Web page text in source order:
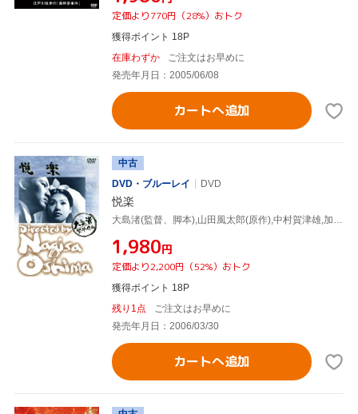
定価より770円（28%）おトク
獲得ポイント 18P
在庫わずか
ご注文はお早めに
発売年月日：2005/06/08
カートへ追加
中古
DVD・ブルーレイ
DVD
悦楽
大島渚(監督、脚本),山田風太郎(原作),中村賀津雄,加賀まりこ,野川由美子
¥1,980円
定価より2,200円（52%）おトク
獲得ポイント 18P
残り1点
ご注文はお早めに
発売年月日：2006/03/30
カートへ追加